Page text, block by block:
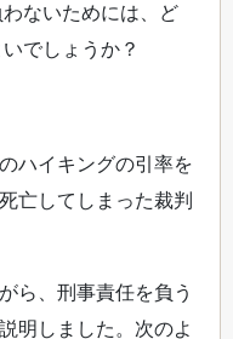
ないためには、ど
でしょうか？
ハイキングの引率を
亡してしまった裁判
ら、刑事責任を負う
明しました。次のよ